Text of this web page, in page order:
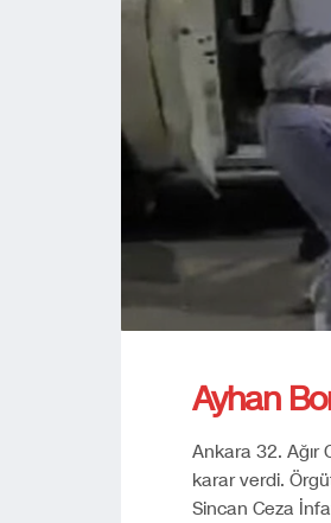
Ayhan
Ankara 32. Ağır
karar verdi.
Sincan Ceza